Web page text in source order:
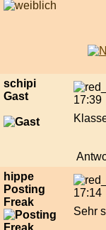
schipi
Gast
17:39
hippe
Posting
Freak
17:14
Sehr